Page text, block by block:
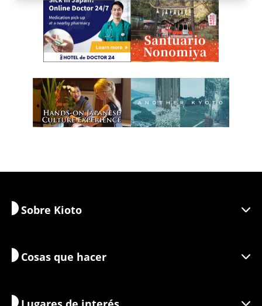
Sobre Kioto
Descubra Kioto
Cosas que hacer